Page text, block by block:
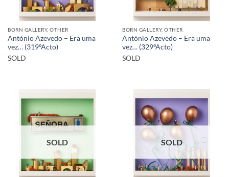
BORN GALLERY, OTHER
António Azevedo – Era uma
vez… (319ºActo)
SOLD
BORN GALLERY, OTHER
António Azevedo – Era uma
vez… (329ºActo)
SOLD
SOLD SOLD